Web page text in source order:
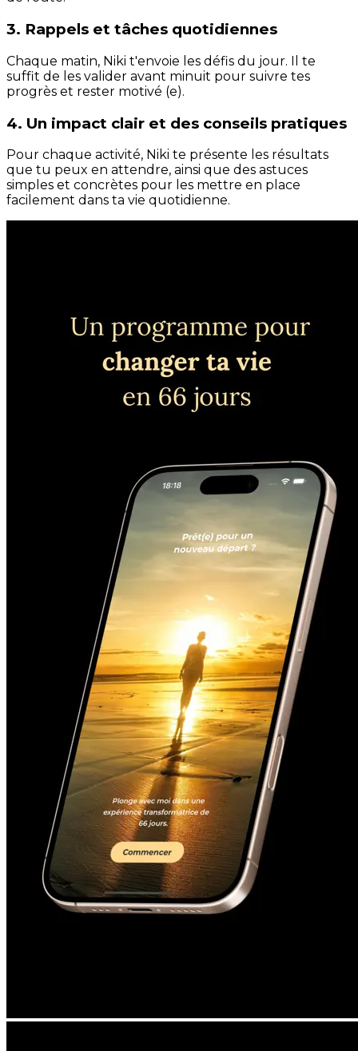
3. Rappels et tâches quotidiennes
Chaque matin, Niki t'envoie les défis du jour. Il te
suffit de les valider avant minuit pour suivre tes
progrès et rester motivé (e).
4. Un impact clair et des conseils pratiques
Pour chaque activité, Niki te présente les résultats
que tu peux en attendre, ainsi que des astuces
simples et concrètes pour les mettre en place
facilement dans ta vie quotidienne.